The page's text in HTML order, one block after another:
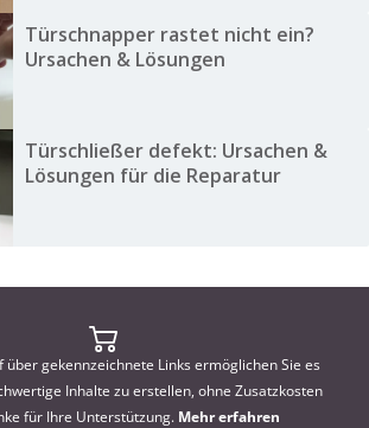
Türschnapper rastet nicht ein?
Ursachen & Lösungen
Türschließer defekt: Ursachen &
Lösungen für die Reparatur
über gekennzeichnete Links ermöglichen Sie es
Inhalte zu erstellen, ohne Zusatzkosten
für Ihre Unterstützung. Mehr erfahren